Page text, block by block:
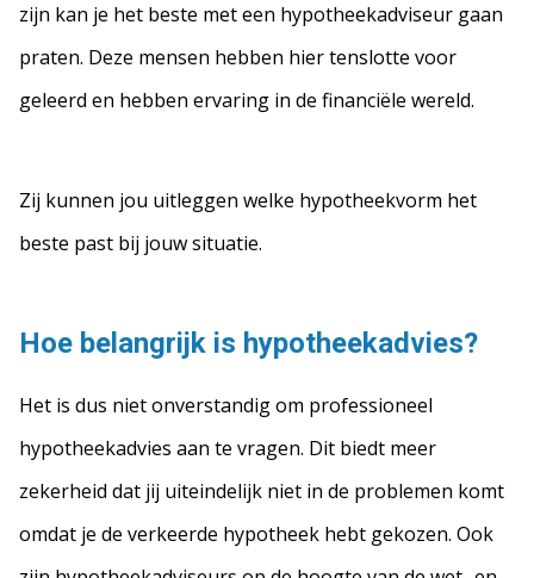
zijn kan je het beste met een hypotheekadviseur gaan
praten. Deze mensen hebben hier tenslotte voor
geleerd en hebben ervaring in de financiële wereld.
Zij kunnen jou uitleggen welke hypotheekvorm het
beste past bij jouw situatie.
Hoe belangrijk is hypotheekadvies?
Het is dus niet onverstandig om professioneel
hypotheekadvies aan te vragen. Dit biedt meer
zekerheid dat jij uiteindelijk niet in de problemen komt
omdat je de verkeerde hypotheek hebt gekozen. Ook